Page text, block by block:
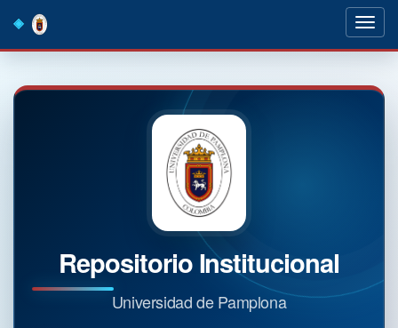
navigation
Repositorio Institucional
Universidad de Pamplona